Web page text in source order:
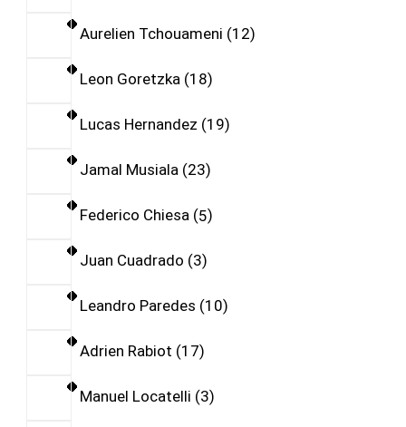
Aurelien Tchouameni 12
Leon Goretzka 18
Lucas Hernandez 19
Jamal Musiala 23
Federico Chiesa 5
Juan Cuadrado 3
Leandro Paredes 10
Adrien Rabiot 17
Manuel Locatelli 3